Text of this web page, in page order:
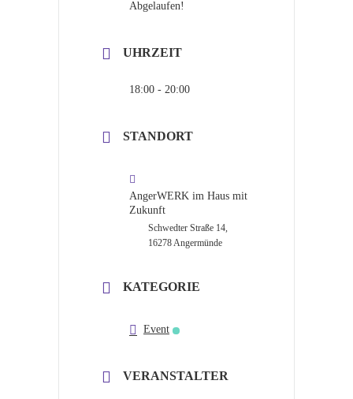
Abgelaufen!
UHRZEIT
18:00 - 20:00
STANDORT
AngerWERK im Haus mit
Zukunft
Schwedter Straße 14,
16278 Angermünde
KATEGORIE
Event
VERANSTALTER